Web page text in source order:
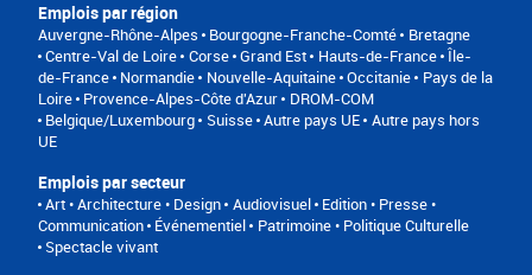
Emplois par région
Auvergne-Rhône-Alpes Bourgogne-Franche-Comté
Bretagne
Centre-Val de Loire Corse Grand Est Hauts-de-France Île-
de-France Normandie Nouvelle-Aquitaine Occitanie
Pays de la
Loire Provence-Alpes-Côte d'Azur
DROM-COM
Belgique/Luxembourg
Suisse Autre pays UE Autre pays hors
UE
Emplois par secteur
Art • Architecture • Design Audiovisuel Edition • Presse •
Communication Événementiel
Patrimoine • Politique Culturelle
Spectacle vivant